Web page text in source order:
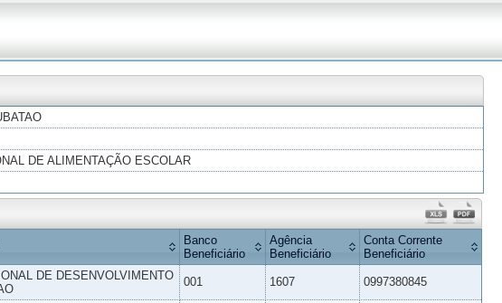
DE ALIMENTAÇÃO ESCOLAR
Banco
Beneficiário
Agência
Beneficiário
Conta Corrente
Beneficiário
DE DESENVOLVIMENTO
001 1607 0997380845